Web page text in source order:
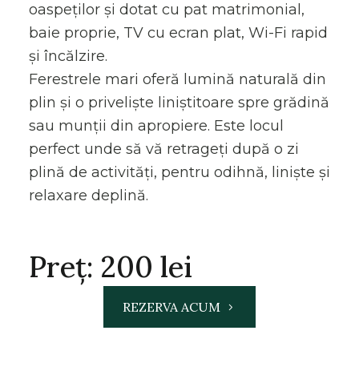
oaspeților și dotat cu pat matrimonial,
baie proprie, TV cu ecran plat, Wi-Fi rapid
și încălzire.
Ferestrele mari oferă lumină naturală din
plin și o priveliște liniștitoare spre grădină
sau munții din apropiere. Este locul
perfect unde să vă retrageți după o zi
plină de activități, pentru odihnă, liniște și
relaxare deplină.
Preț: 200 lei
REZERVA ACUM